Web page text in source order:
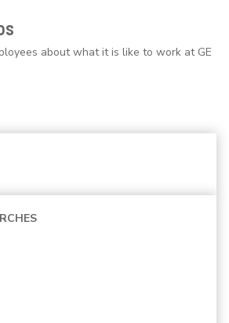
about what it is like to work at GE